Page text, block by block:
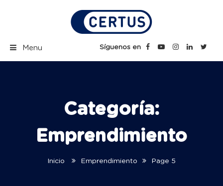
Certus Blog | Carreras
Menu Síguenos en
Categoría:
Emprendimiento
Inicio Emprendimiento Page 5